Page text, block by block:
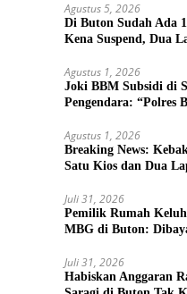
Agustus 5, 2026
Di Buton Sudah Ada
Kena Suspend, Dua
Agustus 1, 2026
Joki BBM Subsidi di
Pengendara: “Polres
Agustus 1, 2026
Breaking News:
Satu Kios dan Dua
Juli 31, 2026
Pemilik Rumah
MBG di Buton:
Juli 31, 2026
Habiskan Anggaran